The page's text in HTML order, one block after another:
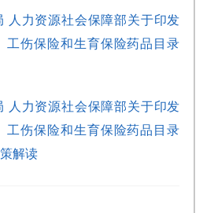
人力资源社会保障部关于印发
工伤保险和生育保险药品目录
人力资源社会保障部关于印发
工伤保险和生育保险药品目录
解读